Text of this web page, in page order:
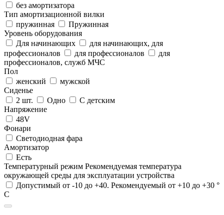
без амортизатора
Тип амортизационной вилки
пружинная
Пружинная
Уровень оборудования
Для начинающих
для начинающих, для
профессионалов
для профессионалов
для
профессионалов, служб МЧС
Пол
женский
мужской
Сиденье
2 шт.
Одно
С детским
Напряжение
48V
Фонари
Светодиодная фара
Амортизатор
Есть
Температурный режим Рекомендуемая температура
окружающей среды для эксплуатации устройства
Допустимый от -10 до +40. Рекомендуемый от +10 до +30 °
С